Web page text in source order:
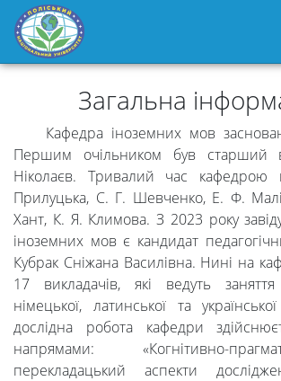
Загальна
Кафедра іноземних мов
Першим очільником був старший
Ніколаєв. Тривалий час
Прилуцька, С. Г. Шевченко, Е. Ф.
Хант, К. Я. Климова. З 2023 року
іноземних мов є кандидат
Кубрак Сніжана Василівна. Нині на
17 викладачів, які ведуть заняття
німецької, латинської та
дослідна робота кафедри
напрямами: «Когнітивно-
перекладацький аспекти